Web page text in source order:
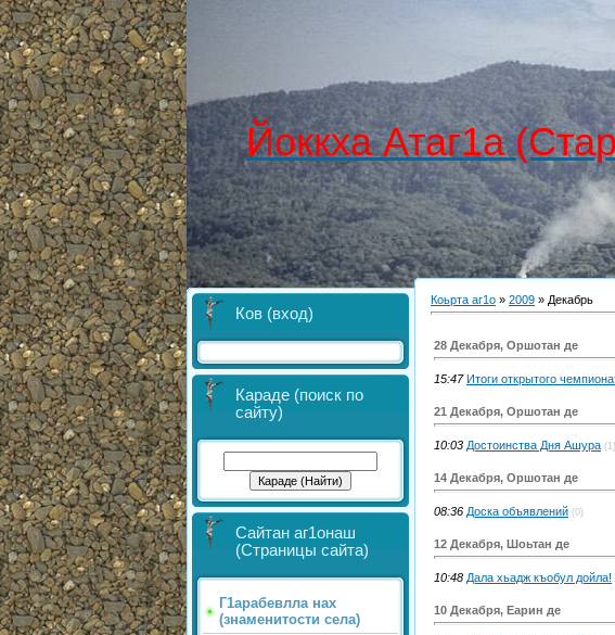
Йоккха Атаг1а
Ков (вход)
Караде (поиск по
сайту)
Сайтан аг1онаш
(Страницы сайта)
Г1арабевлла нах
(знаменитости села)
Коьрта аг1о » 2009 » Декабрь
28 Декабря, Оршотан де
15:47 Итоги открытого
21 Декабря, Оршотан де
10:03 Достоинства Дня Ашура (1)
14 Декабря, Оршотан де
08:36 Доска объявлений (0)
12 Декабря, Шоьтан де
10:48 Дала хьадж къобул дойла!
10 Декабря, Еарин де